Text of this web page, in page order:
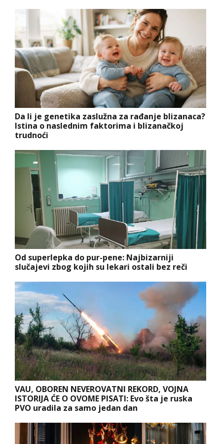
Da li je genetika zaslužna za rađanje blizanaca?
Istina o naslednim faktorima i blizanačkoj
trudnoći
Od superlepka do pur-pene: Najbizarniji
slučajevi zbog kojih su lekari ostali bez reči
VAU, OBOREN NEVEROVATNI REKORD, VOJNA
ISTORIJA ĆE O OVOME PISATI: Evo šta je ruska
PVO uradila za samo jedan dan